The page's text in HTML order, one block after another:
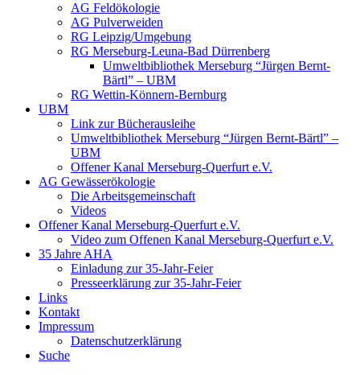
AG Feldökologie
AG Pulverweiden
RG Leipzig/Umgebung
RG Merseburg-Leuna-Bad Dürrenberg
Umweltbibliothek Merseburg “Jürgen Bernt-
Bärtl” – UBM
RG Wettin-Könnern-Bernburg
UBM
Link zur Bücherausleihe
Umweltbibliothek Merseburg “Jürgen Bernt-Bärtl” –
UBM
Offener Kanal Merseburg-Querfurt e.V.
AG Gewässerökologie
Die Arbeitsgemeinschaft
Videos
Offener Kanal Merseburg-Querfurt e.V.
Video zum Offenen Kanal Merseburg-Querfurt e.V.
35 Jahre AHA
Einladung zur 35-Jahr-Feier
Presseerklärung zur 35-Jahr-Feier
Links
Kontakt
Impressum
Datenschutzerklärung
Suche